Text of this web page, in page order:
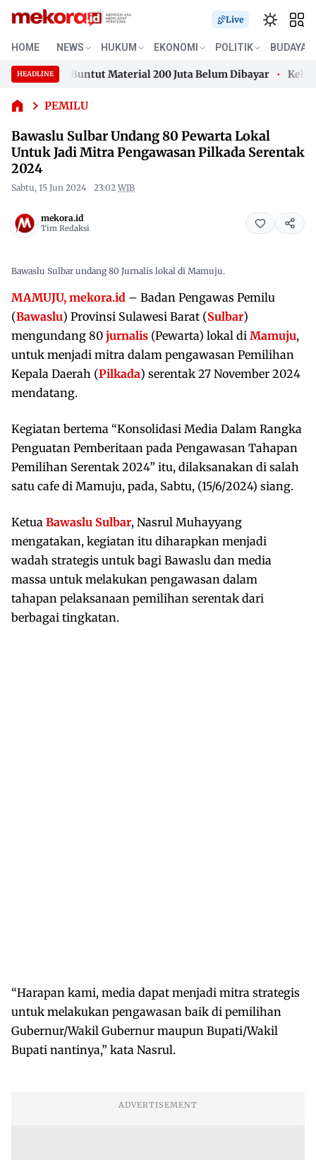
Live
HOME NEWS HUKUM EKONOMI POLITIK BUDAYA
HEADLINE
Mamuju Buntut Material 200 Juta Belum Dibayar
Mamuju Buntut Material 200 Juta Belum Dibayar
PEMILU
Sulbar
Undang 80
Pewarta
Jadi Mitra
Pengawasan
Pilkada
Serentak
2024
Bawaslu Sulbar Undang 80 Pewarta Lokal
Untuk Jadi Mitra Pengawasan Pilkada Serentak
2024
Sabtu, 15 Jun 2024 23:02 WIB
mekora.id
Tim Redaksi
Bawaslu Sulbar undang 80 Jurnalis lokal di Mamuju.
MAMUJU, mekora.id – Badan Pengawas Pemilu
(Bawaslu) Provinsi Sulawesi Barat (Sulbar)
mengundang 80 jurnalis (Pewarta) lokal di Mamuju,
untuk menjadi mitra dalam pengawasan Pemilihan
Kepala Daerah (Pilkada) serentak 27 November 2024
mendatang.
Kegiatan bertema “Konsolidasi Media Dalam Rangka
Penguatan Pemberitaan pada Pengawasan Tahapan
Pemilihan Serentak 2024” itu, dilaksanakan di salah
satu cafe di Mamuju, pada, Sabtu, (15/6/2024) siang.
Ketua Bawaslu Sulbar, Nasrul Muhayyang
mengatakan, kegiatan itu diharapkan menjadi
wadah strategis untuk bagi Bawaslu dan media
massa untuk melakukan pengawasan dalam
tahapan pelaksanaan pemilihan serentak dari
berbagai tingkatan.
“Harapan kami, media dapat menjadi mitra strategis
untuk melakukan pengawasan baik di pemilihan
Gubernur/Wakil Gubernur maupun Bupati/Wakil
Bupati nantinya,” kata Nasrul.